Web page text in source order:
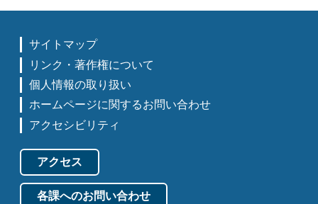
サイトマップ
リンク・著作権について
個人情報の取り扱い
ホームページに関するお問い合わせ
アクセシビリティ
アクセス
各課へのお問い合わせ